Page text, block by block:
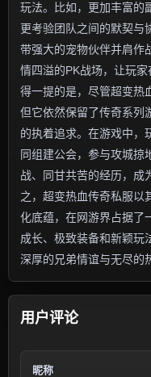
玩法。比如，更加丰富的
更考验团队之间的默契与
带强大的宠物伙伴并肩作
情四溢的PK战场，让玩
得一提的是，尽管超变热
但它依然保留了传奇系
的执着追求。在游戏中，
同组建公会，参与攻城掠
战、同甘共苦的经历，成
之，超变热血传奇私服以
化底蕴，在网游界占据了
成长、极致装备和新颖玩
深厚的兄弟情谊与无尽的
用户评论
昵称